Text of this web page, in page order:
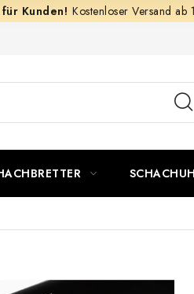
Kostenloser Versand ab